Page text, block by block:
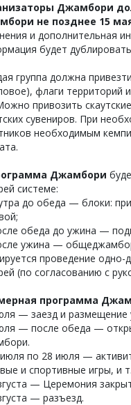
Джамбори
не позднее 15 мая
и дополнительная
будет
группа должна
флаги территорий
привозить
сувениров. При
необходимым
Джамбори
системе:
до обеда — блоки:
обеда до ужина —
ужина —
проведение
(по согласованию с
программа
— заезд и размещение
— после обеда —
по 28 июля —
и спортивные игры, и
— Церемония
— разъезд.